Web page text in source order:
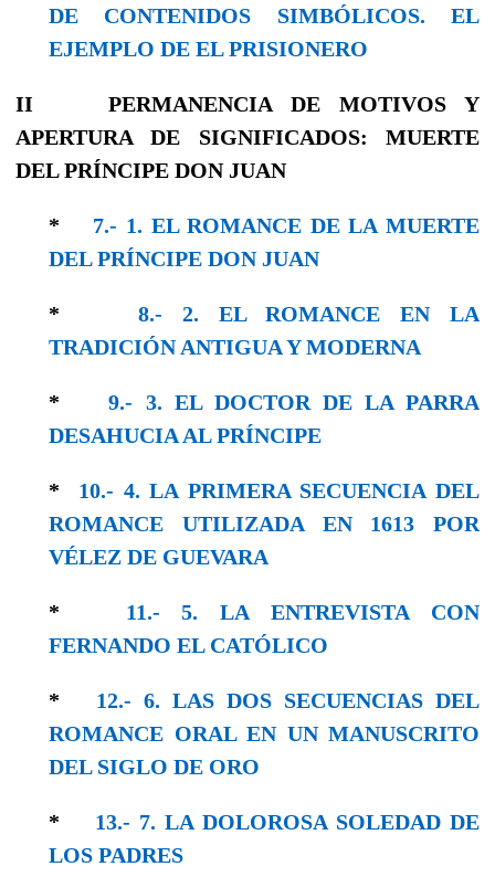
DE CONTENIDOS SIMBÓLICOS. EL
EJEMPLO DE EL PRISIONERO
II PERMANENCIA DE MOTIVOS Y
APERTURA DE SIGNIFICADOS: MUERTE
DEL PRÍNCIPE DON JUAN
* 7.- 1. EL ROMANCE DE LA MUERTE
DEL PRÍNCIPE DON JUAN
*8.- 2. EL ROMANCE EN LA
TRADICIÓN ANTIGUA Y MODERNA
*9.- 3. EL DOCTOR DE LA PARRA
DESAHUCIA AL PRÍNCIPE
* 10.- 4. LA PRIMERA SECUENCIA DEL
ROMANCE UTILIZADA EN 1613 POR
VÉLEZ DE GUEVARA
* 11.- 5. LA ENTREVISTA CON
FERNANDO EL CATÓLICO
* 12.- 6. LAS DOS SECUENCIAS DEL
ROMANCE ORAL EN UN MANUSCRITO
DEL SIGLO DE ORO
* 13.- 7. LA DOLOROSA SOLEDAD DE
LOS PADRES